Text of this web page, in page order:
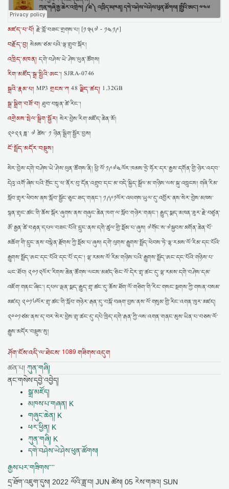
མཛད་པ་པོ། རྗེ་བློ་བཟང་གྲགས་པ། [༡༣༥༧ - ༡༤༡༩]
བརྗོད་བྱ། སེམས་ཙམ་པའི་ལྟ་གྲུབ་སྐོར།
འཁྲིད་མཁན། དགེ་བཤེས་ཡེ་ཤེས་ཕུན་ཚོགས།
རིག་མཛོད་སྒྲ་སྤྱིའི་ཨང་། SJRA-0746
སྒྲའི་རྣམ་པ། MP3གྲངས་ཀ 48 ལྗིད་ཚད། 1.32GB
སྒྲ་སྒྲིག་བཟོ་བ། ཐུབ་བསྟན་ཚེ་རིང་།
འགྲེམས་སྤེལ་སྒྲིག་སྦྱོར། སེར་བྱེས་རིག་མཛོད་ཆེན་མོ།
༢༠༢༣ ཟླ་ ༧ ཚེས་ ༡ ཉིན་སྒྲིག་སྦྱོར་བྱས།
ངོ་སྤྲོད་མདོར་བསྡུས།
སེར་བྱེས་དགེ་བཤེས་ཡེ་ཤེས་ཕུན་ཚོགས་ནི། ཕྱི་ལོ་༡༩༧༤ལོར་ཁམས་ཏྲེ་ཧོར་དར་རྒྱས་དགོན་གྱི་ཉེར་འདབ་
དེའུ་འགོ་ཞེས་པའི་གྲོང་དུ་ཕ་ནོར་བུ་དོན་འགྲུབ་དང་མ་བདེ་སྐྱིད་སྒྲོལ་མ་གཉིས་ལས་སྐུ་འཁྲུངས། གཞི་རིམ་
སློབ་གྲྭར་ཕེབས་ནས་སློབ་སྦྱོང་ཅུང་ཟད་གནང་། ༡༩༩༡ལོར་འཕགས་ཡུལ་དུ་འབྱོར་ནས་སེར་བྱེས་མཁས་
སྙན་གྲྭང་ཚང་གི་ཆོས་སྒོར་ཞུགས་ནས་གཞུང་ཆེན་ཁག་ལ་སློབ་གཉེར་གནང་། རྒྱུད་སྨད་མཁན་ཟུར་རྗེ་བཙུན་
ཨོ་རྒྱན་ཚེ་བརྟན་དཔལ་བཟང་པོའི་དྲུང་ནས་དགེ་ཚུལ་གྱི་སྡོམ་པ་ཞུས། ༧གོང་ས་༧སྐྱབས་མགོན་ཆེན་པོ་
མཆོག་གི་དྲུང་ནས་བསྙེན་རྫོགས་ཀྱི་སྡོམ་པ་ཞུས། དགེ་ལུགས་རྒྱུགས་སྤྲོད་ཕེབས་ཏེ་ལྷ་རམས་ལོ་རིམ་དང་པོའི་
རྒྱུགས་སྤྲོད་ཨང་དང་པོའི་དང་པོ་དང་། ལྷ་རམས་ལོ་རིམ་གཉིས་པའི་རྒྱུགས་སྤྲོད་ཨང་དང་པོའི་གཉིས་པ་
ཡང་ཐོབ། ༢༠༡༢ལོར་རིགས་ཆེན་ཚོགས་ལངས་མཛད་ཅིང་ལོ་དེར་གྲྭ་ཚང་དུ་ལྷ་རམས་དགེ་བཤེས་དམ་
འཇོག་གནང་ཞིང་། དཔལ་ལྡན་སྨད་རྒྱུད་གྲྭ་ཚང་དུ་ཆོས་ཐོག་ལོ་གཅིག་གི་རིང་གསང་སྔགས་ཀྱི་གསན་བསམ་
མཛད། ༢༠༡༦ལོར་གྲྭ་ཚང་གི་སློབ་གཉེར་རྒན་དུ་བསྐོ་བཞག་བྱས་ནས་ལོ་གསུམ་གྱི་རིང་འགན་ཁུར་མཛད།
༢༠༠༡ཙམ་ནས་ད་བར་སེར་བྱེས་གྲྭ་ཚང་དུ་དཔེ་ཁྲིད་དགེ་རྒན་ཀྱི་ལས་འགན་གནང་མུས་ཡིན་པ་བཅས་ལོ་
རྒྱུས་མདོར་བསྡུས་སུ།
ཤོག་ངོས་འདི་ལ་ཐེངས་ 1089 གཟིགས་འདུག
ཚན་པ། ཀུན་གཞི།
ནང་གསེས་དབྱེ་འབྱེད།
སྒྲ་མཛོད།
མཁས་པ་གཞན། K
གཞུང་ཆེན། K
ཕར་ཕྱིན། K
ཀུན་གཞི། K
དགེ་བཤེས་ཡེ་ཤེས་ཕུན་ཚོགས།
རྒྱས་པར་གཟིགས་་་་
དྲ་ཐོག་འཇུག་དུས། 2022 ལོའི་ཟླ་བ། JUN ཚེས། 05 རེས་གཟའ། SUN